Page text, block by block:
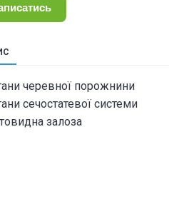
черевної порожнини
сечостатевої системи
залоза